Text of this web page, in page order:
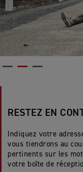
RESTEZ EN
Indiquez votre
vous tiendrons au
pertinents sur les
votre boîte de